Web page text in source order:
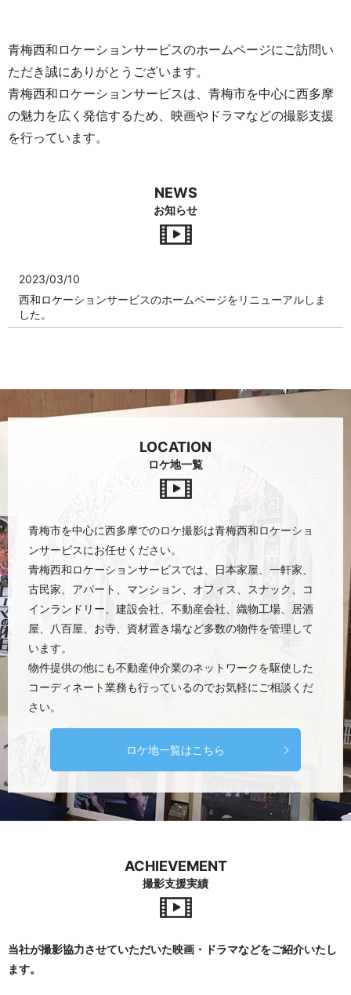
青梅西和ロケーションサービスのホームページにご訪問い
ただき誠にありがとうございます。
青梅西和ロケーションサービスは、青梅市を中心に西多摩
の魅力を広く発信するため、 映画やドラマなどの撮影支援
を行っています。
NEWS
お知らせ
2023/03/10
西和ロケーションサービスのホームページをリニューアルしま
した。
LOCATION
ロケ地一覧
青梅市を中心に西多摩でのロケ撮影は青梅西和ロケーショ
ンサービスにお任せください。
青梅西和ロケーションサービスでは、日本家屋、一軒家、
古民家、アパート、マンション、オフィス、スナック、コ
インランドリー、 建設会社、不動産会社、織物工場、居酒
屋、八百屋、お寺、資材置き場など多数の物件を管理して
います。
物件提供の他にも不動産仲介業のネットワークを駆使した
コーディネート業務も行っているのでお気軽にご相談くだ
さい。
ロケ地一覧はこちら
ACHIEVEMENT
撮影支援実績
当社が撮影協力させていただいた映画・ドラマなどをご紹介いたし
ます。